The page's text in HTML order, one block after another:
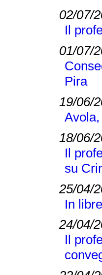
02/07/
Il
01/07/
Pira
19/06/
18/06/
Il
su
25/04/
In
24/04/
Il